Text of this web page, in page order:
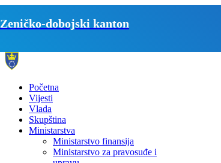
Zeničko-dobojski kanton
Početna
Vijesti
Vlada
Skupština
Ministarstva
Ministarstvo finansija
Ministarstvo za pravosuđe i